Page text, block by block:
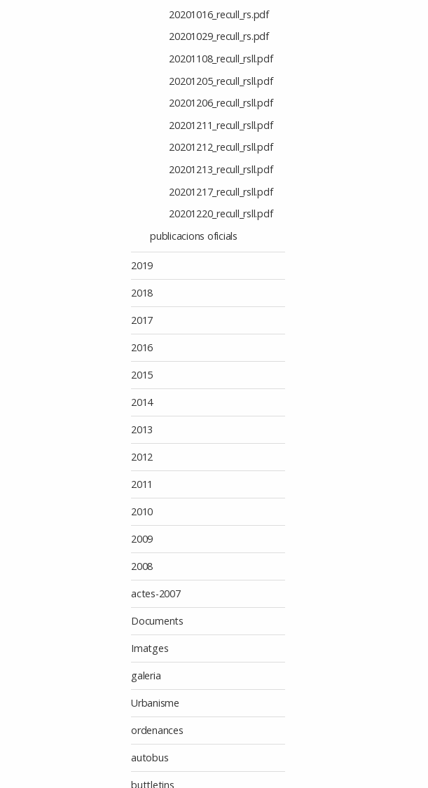
20201016_recull_rs.pdf
20201029_recull_rs.pdf
20201108_recull_rsll.pdf
20201205_recull_rsll.pdf
20201206_recull_rsll.pdf
20201211_recull_rsll.pdf
20201212_recull_rsll.pdf
20201213_recull_rsll.pdf
20201217_recull_rsll.pdf
20201220_recull_rsll.pdf
publicacions oficials
2019
2018
2017
2016
2015
2014
2013
2012
2011
2010
2009
2008
actes-2007
Documents
Imatges
galeria
Urbanisme
ordenances
autobus
buttletins